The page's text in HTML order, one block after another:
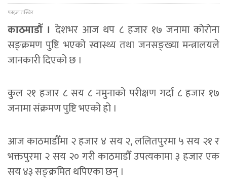
फाइल तस्बिर
काठमाडौँ ।देशभर आज थप ८ हजार १७ जनामा कोरोना
सङ्क्रमण पुष्टि भएको स्वास्थ्य तथा जनसङ्ख्या मन्त्रालयले
जानकारी दिएको छ ।
कुल २१ हजार ८ सय ८ नमुनाको परीक्षण गर्दा ८ हजार १७
जनामा संक्रमण पुष्टि भएको हो ।
आज काठमाडौँमा २ हजार ४ सय २, ललितपुरमा ५ सय २१ र
भक्तपुरमा २ सय २० गरी काठमाडौँ उपत्यकामा ३ हजार एक
सय ४३ सङ्क्रमित थपिएका छन् ।